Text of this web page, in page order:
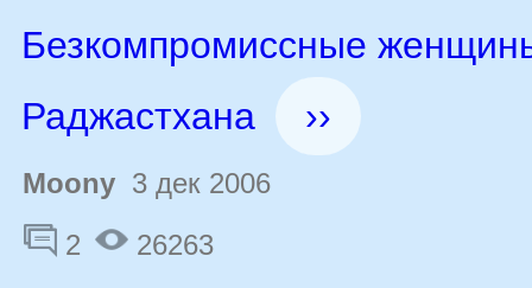
Безкомпромиссные
Раджастхана
››
Moony 3 дек 2006
2
26263